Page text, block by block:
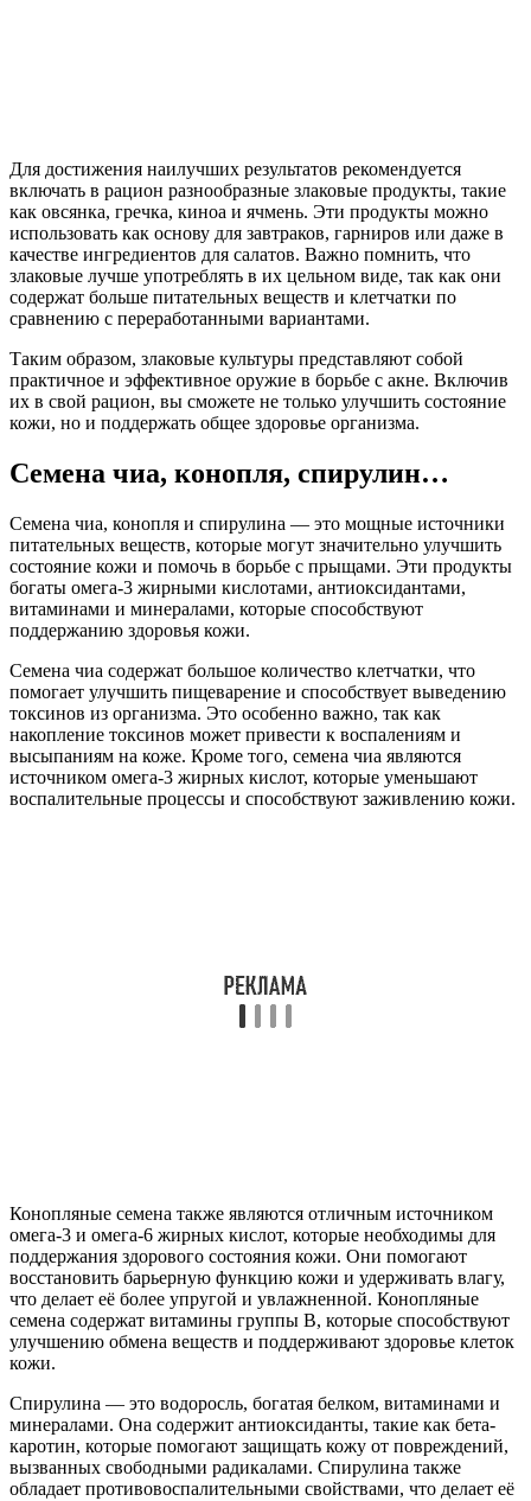
Для достижения наилучших результатов рекомендуется
включать в рацион разнообразные злаковые продукты, такие
как овсянка, гречка, киноа и ячмень. Эти продукты можно
использовать как основу для завтраков, гарниров или даже в
качестве ингредиентов для салатов. Важно помнить, что
злаковые лучше употреблять в их цельном виде, так как они
содержат больше питательных веществ и клетчатки по
сравнению с переработанными вариантами.
Таким образом, злаковые культуры представляют собой
практичное и эффективное оружие в борьбе с акне. Включив
их в свой рацион, вы сможете не только улучшить состояние
кожи, но и поддержать общее здоровье организма.
Семена чиа, конопля, спирулин…
Семена чиа, конопля и спирулина — это мощные источники
питательных веществ, которые могут значительно улучшить
состояние кожи и помочь в борьбе с прыщами. Эти продукты
богаты омега-3 жирными кислотами, антиоксидантами,
витаминами и минералами, которые способствуют
поддержанию здоровья кожи.
Семена чиа содержат большое количество клетчатки, что
помогает улучшить пищеварение и способствует выведению
токсинов из организма. Это особенно важно, так как
накопление токсинов может привести к воспалениям и
высыпаниям на коже. Кроме того, семена чиа являются
источником омега-3 жирных кислот, которые уменьшают
воспалительные процессы и способствуют заживлению кожи.
Конопляные семена также являются отличным источником
омега-3 и омега-6 жирных кислот, которые необходимы для
поддержания здорового состояния кожи. Они помогают
восстановить барьерную функцию кожи и удерживать влагу,
что делает её более упругой и увлажненной. Конопляные
семена содержат витамины группы B, которые способствуют
улучшению обмена веществ и поддерживают здоровье клеток
кожи.
Спирулина — это водоросль, богатая белком, витаминами и
минералами. Она содержит антиоксиданты, такие как бета-
каротин, которые помогают защищать кожу от повреждений,
вызванных свободными радикалами. Спирулина также
обладает противовоспалительными свойствами, что делает её